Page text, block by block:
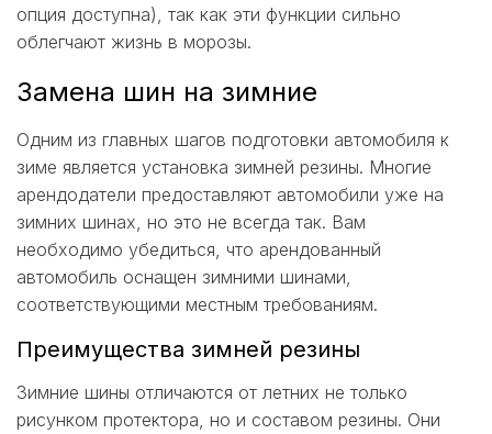
опция доступна), так как эти функции сильно
облегчают жизнь в морозы.
Замена шин на зимние
Одним из главных шагов подготовки автомобиля к
зиме является установка зимней резины. Многие
арендодатели предоставляют автомобили уже на
зимних шинах, но это не всегда так. Вам
необходимо убедиться, что арендованный
автомобиль оснащен зимними шинами,
соответствующими местным требованиям.
Преимущества зимней резины
Зимние шины отличаются от летних не только
рисунком протектора, но и составом резины. Они